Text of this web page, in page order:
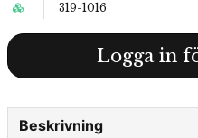
319-1016
Logga in
Beskrivning